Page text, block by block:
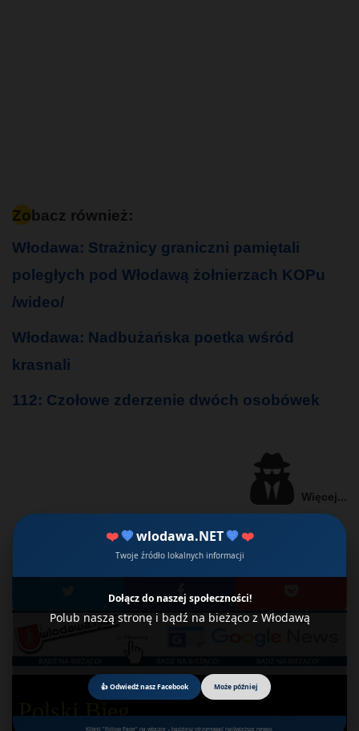
❤️ 💙wlodawa.NET 💙❤️
Twoje źródło lokalnych informacji
Dołącz do naszej społeczności!
Polub naszą stronę i bądź na bieżąco z Włodawą
👍 Odwiedź nasz Facebook Może później
Kliknij "Follow Page" na wtyczce – będziesz otrzymywać najświeższe newsy.
Zobacz również:
Włodawa: Strażnicy graniczni pamiętali
poległych pod Włodawą żołnierzach KOPu
/wideo/
Włodawa: Nadbużańska poetka wśród
krasnali
112: Czołowe zderzenie dwóch osobówek
Więcej...
data publikacji:
Podaj dalej, powiadom
Polski Bieg